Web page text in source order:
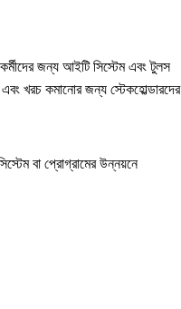
জন্য আইটি সিস্টেম এবং টুলস
খরচ কমানোর জন্য স্টেকহোল্ডারদের
বা প্রোগ্রামের উন্নয়নে